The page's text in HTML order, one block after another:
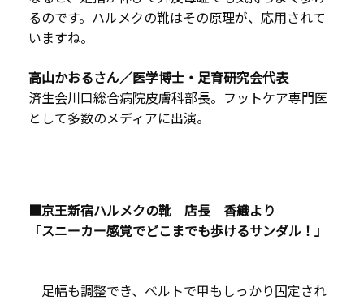
るのです。ハルメクの靴はその原理が、応用されて
いますね。
高山かおるさん／医学博士・足育研究会代表
済生会川口総合病院皮膚科部長。フットケア専門医
として多数のメディアに出演。
■京王新宿ハルメクの靴 店長 香織より
「スニーカー感覚でどこまでも歩けるサンダル！」
足幅も調整でき、ベルトで甲もしっかり固定され